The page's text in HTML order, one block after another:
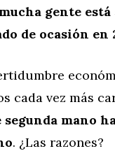
gente está
de ocasión en
cada vez más
mano
. ¿Las razones?